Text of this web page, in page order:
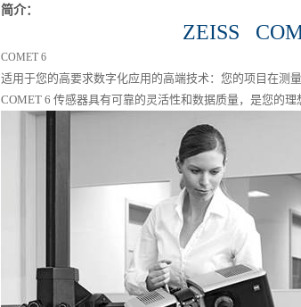
简介：
ZEISS
COMET 6
适用于您的高要求数字化应用的高端技术：您的项目在测
COMET 6 传感器具有可靠的灵活性和数据质量，是您的理